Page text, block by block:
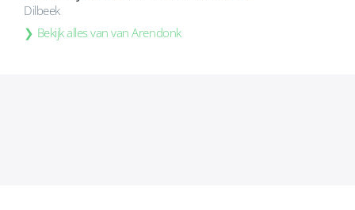
Dilbeek
Bekijk alles van van Arendonk